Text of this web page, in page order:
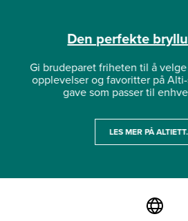
Den perfekte
Gi brudeparet friheten til å
opplevelser og favoritter på
gave som passer til
LES MER PÅ